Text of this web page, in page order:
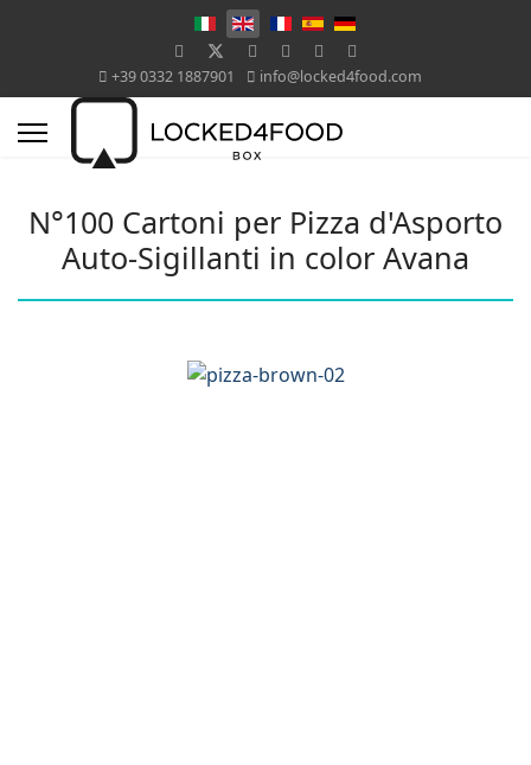
+39 0332 1887901 info@locked4food.com
N°100 Cartoni per Pizza d'Asporto
Auto-Sigillanti in color Avana